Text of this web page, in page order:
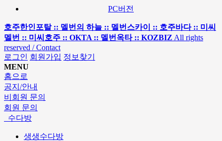
PC버전
호주한인포탈 :: 멜번의 하늘 :: 멜번스카이 :: 호주바다 :: 미씨
멜번 :: 미씨호주 :: OKTA :: 멜번옥타 :: KOZBIZ All rights
reserved / Contact
로그인 회원가입 정보찾기
MENU
홈으로
공지/안내
비회원 문의
회원 문의
수다방
생생수다방